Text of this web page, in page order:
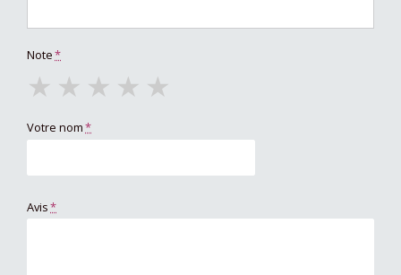
Note*
★ ★ ★ ★ ★
Votre nom*
Avis*